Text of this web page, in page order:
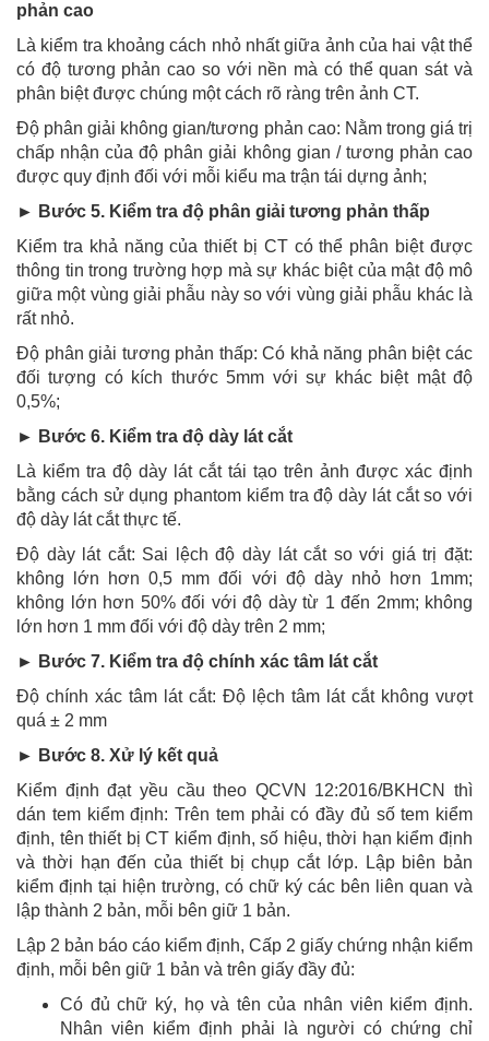
phản cao
Là kiểm tra khoảng cách nhỏ nhất giữa ảnh của hai vật thể
có độ tương phản cao so với nền mà có thể quan sát và
phân biệt được chúng một cách rõ ràng trên ảnh CT.
Độ phân giải không gian/tương phản cao: Nằm trong giá trị
chấp nhận của độ phân giải không gian / tương phản cao
được quy định đối với mỗi kiểu ma trận tái dựng ảnh;
► Bước 5. Kiểm tra độ phân giải tương phản thấp
Kiểm tra khả năng của thiết bị CT có thể phân biệt được
thông tin trong trường hợp mà sự khác biệt của mật độ mô
giữa một vùng giải phẫu này so với vùng giải phẫu khác là
rất nhỏ.
Độ phân giải tương phản thấp: Có khả năng phân biệt các
đối tượng có kích thước 5mm với sự khác biệt mật độ
0,5%;
► Bước 6. Kiểm tra độ dày lát cắt
Là kiểm tra độ dày lát cắt tái tạo trên ảnh được xác định
bằng cách sử dụng phantom kiểm tra độ dày lát cắt so với
độ dày lát cắt thực tế.
Độ dày lát cắt: Sai lệch độ dày lát cắt so với giá trị đặt:
không lớn hơn 0,5 mm đối với độ dày nhỏ hơn 1mm;
không lớn hơn 50% đối với độ dày từ 1 đến 2mm; không
lớn hơn 1 mm đối với độ dày trên 2 mm;
► Bước 7. Kiểm tra độ chính xác tâm lát cắt
Độ chính xác tâm lát cắt: Độ lệch tâm lát cắt không vượt
quá ± 2 mm
► Bước 8. Xử lý kết quả
Kiểm định đạt yều cầu theo QCVN 12:2016/BKHCN thì
dán tem kiểm định: Trên tem phải có đầy đủ số tem kiểm
định, tên thiết bị CT kiểm định, số hiệu, thời hạn kiểm định
và thời hạn đến của thiết bị chụp cắt lớp. Lập biên bản
kiểm định tại hiện trường, có chữ ký các bên liên quan và
lập thành 2 bản, mỗi bên giữ 1 bản.
Lập 2 bản báo cáo kiểm định, Cấp 2 giấy chứng nhận kiểm
định, mỗi bên giữ 1 bản và trên giấy đầy đủ:
Có đủ chữ ký, họ và tên của nhân viên kiểm định.
Nhân viên kiểm định phải là người có chứng chỉ